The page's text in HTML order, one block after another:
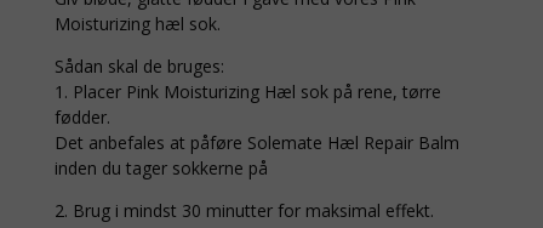
Moisturizing hæl sok.
Sådan skal de bruges:
1. Placer Pink Moisturizing Hæl sok på rene, tørre
fødder.
Det anbefales at påføre Solemate Hæl Repair Balm
inden du tager sokkerne på
2. Brug i mindst 30 minutter for maksimal effekt.